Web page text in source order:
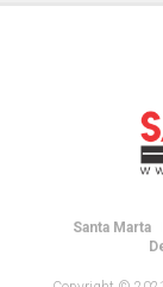
Santa Marta